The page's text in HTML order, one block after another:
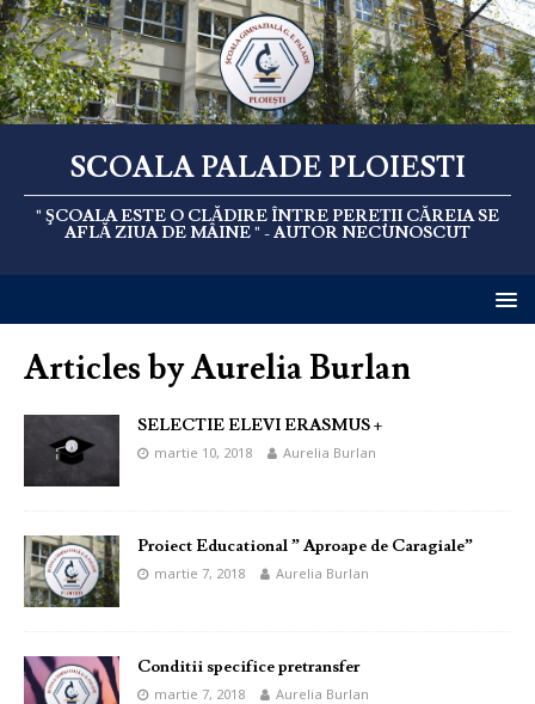
SCOALA PALADE PLOIESTI
" ŞCOALA ESTE O CLĂDIRE ÎNTRE PEREȚII CĂREIA SE
AFLĂ ZIUA DE MÂINE " - AUTOR NECUNOSCUT
Articles byAurelia Burlan
SELECTIE ELEVI ERASMUS +
martie 10, 2018 Aurelia Burlan
Proiect Educational ” Aproape de Caragiale”
martie 7, 2018 Aurelia Burlan
Conditii specifice pretransfer
martie 7, 2018 Aurelia Burlan